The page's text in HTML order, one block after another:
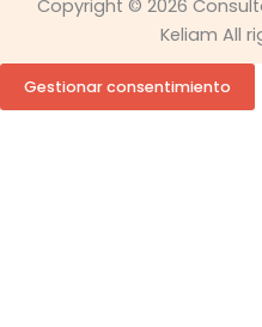
Copyright © 2026
Keliam All
Gestionar consentimiento